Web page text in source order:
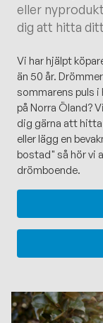
eller
dig att hitta
Vi har hjälpt
än 50 år.
sommarens puls i
på Norra Öland?
dig gärna att hitta
eller lägg en
bostad" så hör vi
drömboende.